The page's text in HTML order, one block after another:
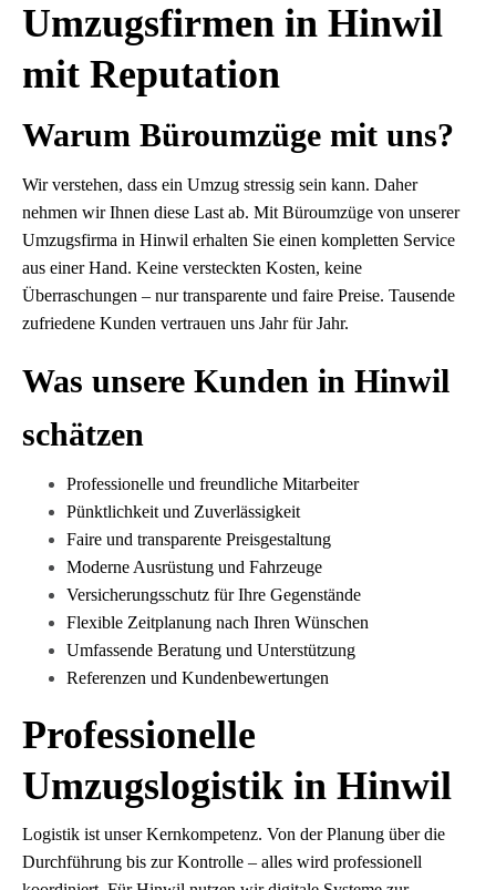
Umzugsfirmen in Hinwil
mit Reputation
Warum Büroumzüge mit uns?
Wir verstehen, dass ein Umzug stressig sein kann. Daher
nehmen wir Ihnen diese Last ab. Mit Büroumzüge von unserer
Umzugsfirma in Hinwil erhalten Sie einen kompletten Service
aus einer Hand. Keine versteckten Kosten, keine
Überraschungen – nur transparente und faire Preise. Tausende
zufriedene Kunden vertrauen uns Jahr für Jahr.
Was unsere Kunden in Hinwil
schätzen
Professionelle und freundliche Mitarbeiter
Pünktlichkeit und Zuverlässigkeit
Faire und transparente Preisgestaltung
Moderne Ausrüstung und Fahrzeuge
Versicherungsschutz für Ihre Gegenstände
Flexible Zeitplanung nach Ihren Wünschen
Umfassende Beratung und Unterstützung
Referenzen und Kundenbewertungen
Professionelle
Umzugslogistik in Hinwil
Logistik ist unser Kernkompetenz. Von der Planung über die
Durchführung bis zur Kontrolle – alles wird professionell